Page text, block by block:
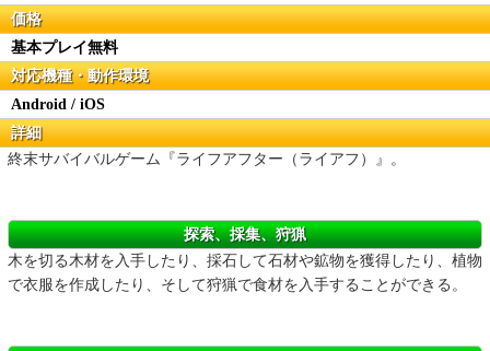
価格
基本プレイ無料
対応機種・動作環境
Android / iOS
詳細
終末サバイバルゲーム『ライフアフター（ライアフ）』。
探索、採集、狩猟
木を切る木材を入手したり、採石して石材や鉱物を獲得したり、植物
で衣服を作成したり、そして狩猟で食材を入手することができる。